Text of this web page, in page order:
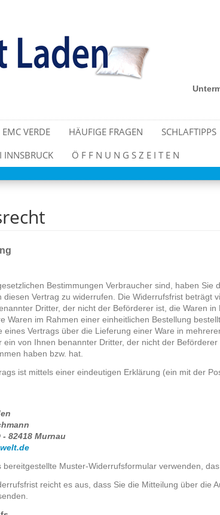
EMC VERDE HÄUFIGE FRAGEN
SCHLAFTIPPS
INNSBRUCK
Ö F F N U N G S Z E I T E N
Bestimmungen Verbraucher sind, haben Sie
diesen Vertrag zu widerrufen. Die Widerrufsfrist beträgt
Dritter, der nicht der Beförderer ist, die Waren
Waren im Rahmen einer einheitlichen Bestellung
eines Vertrags über die Lieferung einer Ware in
ein von Ihnen benannter Dritter, der nicht der
haben bzw. hat.
ist mittels einer eindeutigen Erklärung (ein mit der
82418 Murnau
bereitgestellte Muster-Widerrufsformular verwenden,
reicht es aus, dass Sie die Mitteilung über die